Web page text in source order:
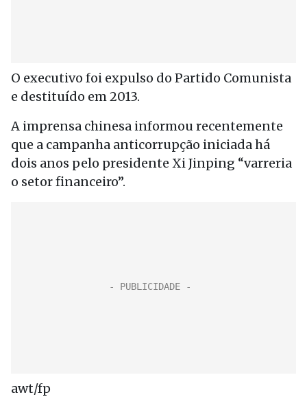
O executivo foi expulso do Partido Comunista
e destituído em 2013.
A imprensa chinesa informou recentemente
que a campanha anticorrupção iniciada há
dois anos pelo presidente Xi Jinping “varreria
o setor financeiro”.
awt/fp